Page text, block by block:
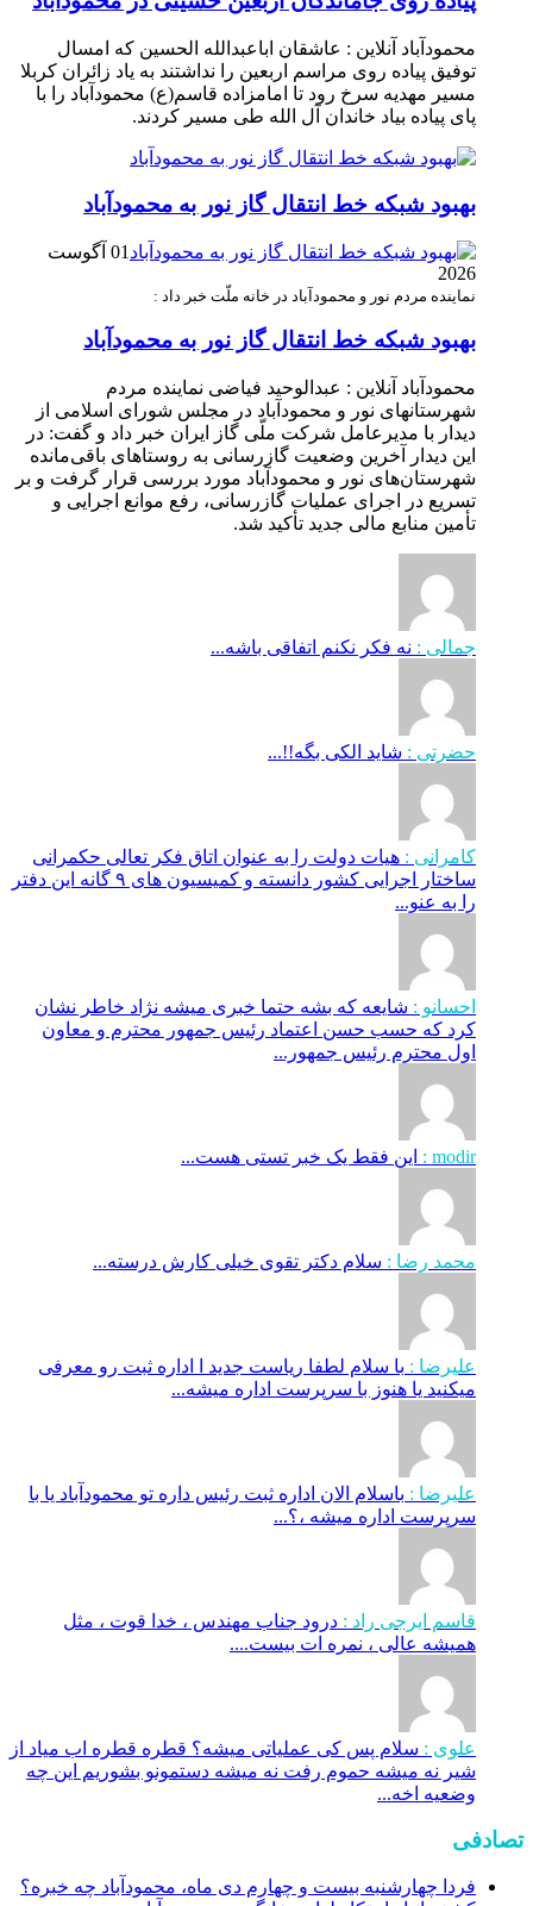
محمودآباد آنلاین : عاشقان اباعبدالله الحسین که امسال
توفیق پیاده روی مراسم اربعین را نداشتند به یاد زائران کربلا
مسیر مهدیه سرخ رود تا امامزاده قاسم(ع) محمودآباد را با
پای پیاده بیاد خاندان آل الله طی مسیر کردند.
بهبود شبکه خط انتقال گاز نور به محمودآباد
01 آگوست
2026
نماینده مردم نور و محمودآباد در خانه ملّت خبر داد :
بهبود شبکه خط انتقال گاز نور به محمودآباد
محمودآباد آنلاین : عبدالوحید فیاضی نماینده مردم
شهرستانهای نور و محمودآباد در مجلس شورای اسلامی از
دیدار با مدیرعامل شرکت ملّی گاز ایران خبر داد و گفت: در
این دیدار آخرین وضعیت گازرسانی به روستاهای باقی‌مانده
شهرستان‌های نور و محمودآباد مورد بررسی قرار گرفت و بر
تسریع در اجرای عملیات گازرسانی، رفع موانع اجرایی و
تأمین منابع مالی جدید تأکید شد.
جمالی : نه فکر نکنم اتفاقی باشه...
حضرتی : شاید الکی بگه!!...
کامرانی : هیات دولت را به عنوان اتاق فکر تعالی حکمرانی
ساختار اجرایی کشور دانسته و کمیسیون های ۹ گانه این دفتر
را به عنو...
احسانو : شایعه که بشه حتما خبری میشه نژاد خاطر نشان
کرد که حسب حسن اعتماد رئیس جمهور محترم و معاون
اول محترم رئیس جمهور...
modir : این فقط یک خبر تستی هست...
محمد رضا : سلام دکتر تقوی خیلی کارش درسته...
علیرضا : با سلام لطفا ریاست جدید ا اداره ثبت‌ رو معرفی
میکنید یا هنوز با سرپرست اداره‌ میشه...
علیرضا : باسلام الان اداره ثبت رئیس داره تو محمودآباد یا با
سرپرست اداره میشه ،؟...
قاسم ایرجی راد : درود جناب مهندس ، خدا قوت ، مثل
همیشه عالی ، نمره ات بیست....
علوی : سلام پس کی عملیاتی میشه؟ قطره قطره اب میاد از
شیر نه میشه حموم رفت نه میشه دستمونو بشوریم این چه
وضعیه اخه...
تصادفی
فردا چهارشنبه بیست و چهارم دی ماه، محمودآباد چه خبره؟